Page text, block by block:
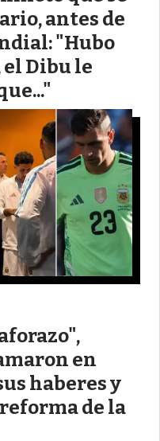
antes de
"Hubo
Dibu le
en
haberes y
de la